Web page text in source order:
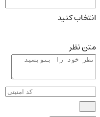
انتخاب کنید
متن نظر